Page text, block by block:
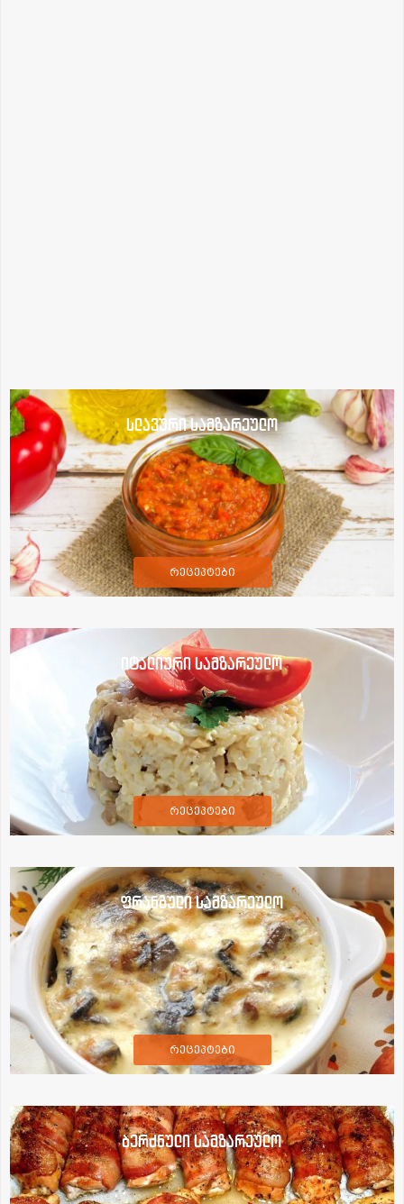
სლავური სამზარეულო
რეცეპტები
იტალიური სამზარეულო
რეცეპტები
ფრანგული სამზარეულო
რეცეპტები
ბერძნული სამზარეულო